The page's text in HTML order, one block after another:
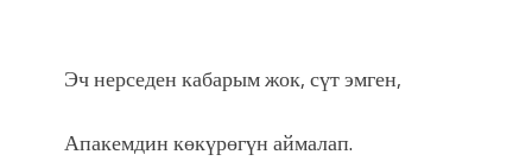
Эч нерседен кабарым жок, сүт эмген,
Апакемдин көкүрөгүн аймалап.